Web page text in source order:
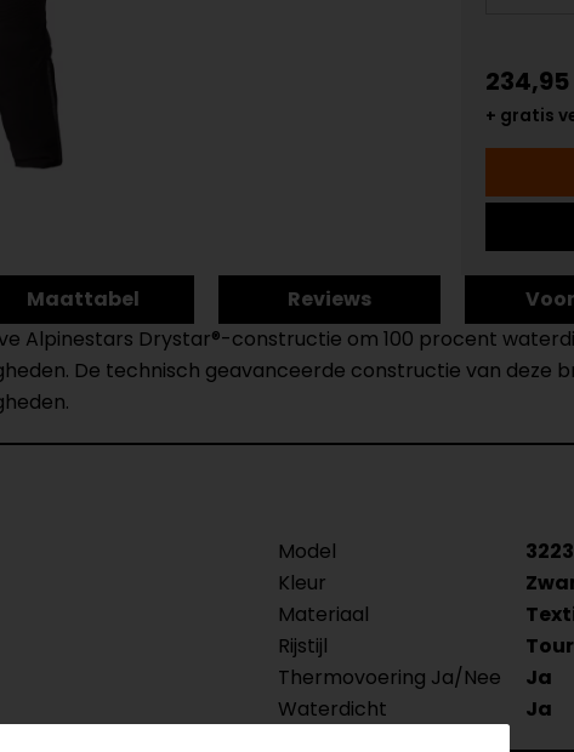
234,95
+ gratis
Maattabel Reviews
Alpinestars Drystar®-constructie om 100 procent
De technisch geavanceerde constructie van deze
Model
Kleur
Materiaal
Rijstijl
Thermovoering Ja/Nee
Ja
Waterdicht Ja